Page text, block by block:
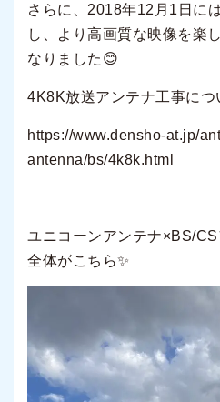
さらに、2018年12月1日に
し、より高画質な映像を楽
なりました😊
4K8K放送アンテナ工事につ
https://www.densho-at.jp/
antenna/bs/4k8k.html
ユニコーンアンテナ×BS/CS
全体がこちら✨